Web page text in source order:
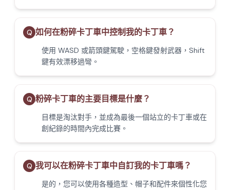
Q 如何在粉碎卡丁車中控制我的卡丁車？
使用 WASD 或箭頭鍵駕駛，空格鍵發射武器，Shift
鍵有效漂移過彎。
Q 粉碎卡丁車的主要目標是什麼？
目標是淘汰對手，並成為最後一個站立的卡丁車或在
創紀錄的時間內完成比賽。
Q 我可以在粉碎卡丁車中自訂我的卡丁車嗎？
是的，您可以使用各種造型、帽子和配件來個性化您